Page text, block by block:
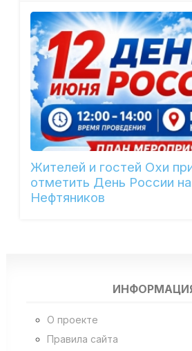
Жителей и гостей Охи
отметить День России
Нефтяников
О проекте
Правила сайта